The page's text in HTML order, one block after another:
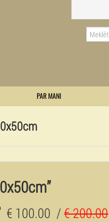
PAR MANI
€ 100.00 /€ 200.00